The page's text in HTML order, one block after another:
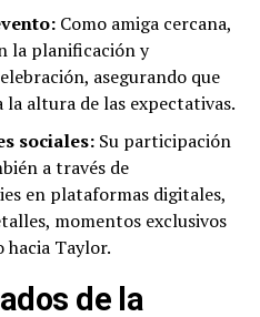
Como amiga cercana,
la planificación y
asegurando que
la altura de las expectativas.
sociales:Su participación
a través de
en plataformas digitales,
momentos exclusivos
hacia Taylor.
de la